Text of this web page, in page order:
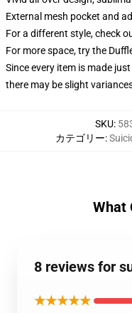
External mesh pocket and
For a different style, check
For more space, try the
Since every item is made
there may be slight
SKU:
カテゴリー:
What
8 reviews for
★★★★★